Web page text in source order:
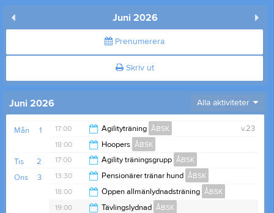
Juni 2026
Prenumerera
Skriv ut
Juni 2026 Alla aktiviteter
1
Mån v.23
17:00 Agilityträning ÅBSK
20:00
18:00 Hoopers ÅBSK
20:00
2
Tis 17:00 Agility träningsgrupp ÅBSK
21:00
3
Ons 13:30 Pensionärer tränar hund ÅBSK
15:00
Överallt
18:00 Öppen allmänlydnadsträning ÅBSK
Gräsplan
19:00 Tävlingslydnad ÅBSK